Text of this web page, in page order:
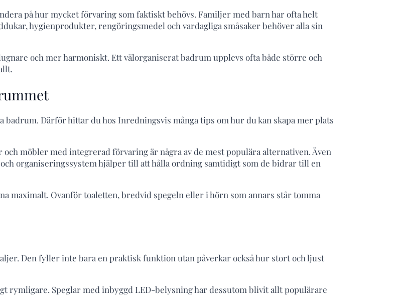
på hur mycket förvaring som faktiskt behövs. Familjer med barn har ofta helt
hygienprodukter, rengöringsmedel och vardagliga småsaker behöver alla sin
och mer harmoniskt. Ett välorganiserat badrum upplevs ofta både större och
badrum. Därför hittar du hos Inredningsvis många tips om hur du kan skapa mer plats
och möbler med integrerad förvaring är några av de mest populära alternativen. Även
organiseringssystem hjälper till att hålla ordning samtidigt som de bidrar till en
maximalt. Ovanför toaletten, bredvid spegeln eller i hörn som annars står tomma
Den fyller inte bara en praktisk funktion utan påverkar också hur stort och ljust
rymligare. Speglar med inbyggd LED-belysning har dessutom blivit allt populärare